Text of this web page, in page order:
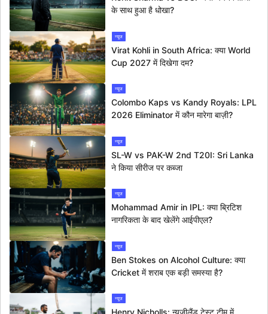
के साथ हुआ है धोखा?
न्यूज
Virat Kohli in South Africa: क्या World
Cup 2027 में दिखेगा दम?
न्यूज
Colombo Kaps vs Kandy Royals: LPL
2026 Eliminator में कौन मारेगा बाज़ी?
न्यूज
SL-W vs PAK-W 2nd T20I: Sri Lanka
ने किया सीरीज पर कब्जा
न्यूज
Mohammad Amir in IPL: क्या ब्रिटिश
नागरिकता के बाद खेलेंगे आईपीएल?
न्यूज
Ben Stokes on Alcohol Culture: क्या
Cricket में शराब एक बड़ी समस्या है?
न्यूज